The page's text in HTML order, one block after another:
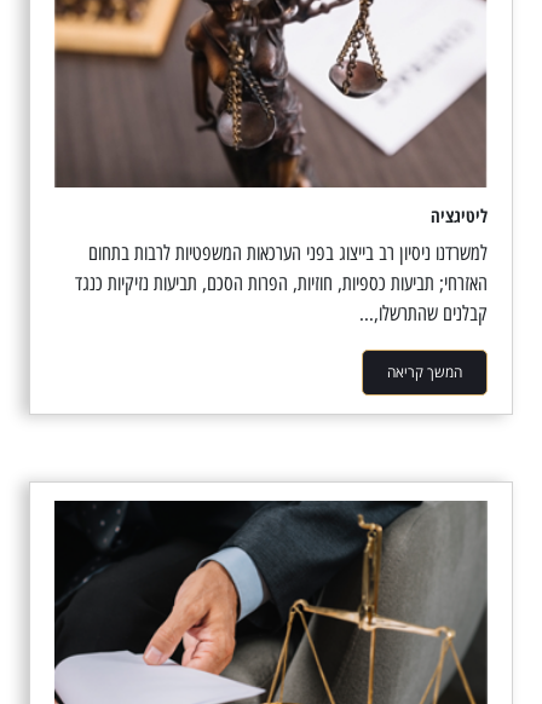
ליטיגציה
למשרדנו ניסיון רב בייצוג בפני הערכאות המשפטיות לרבות בתחום
האזרחי; תביעות כספיות, חוזיות, הפרות הסכם, תביעות נזיקיות כנגד
קבלנים שהתרשלו,...
המשך קריאה